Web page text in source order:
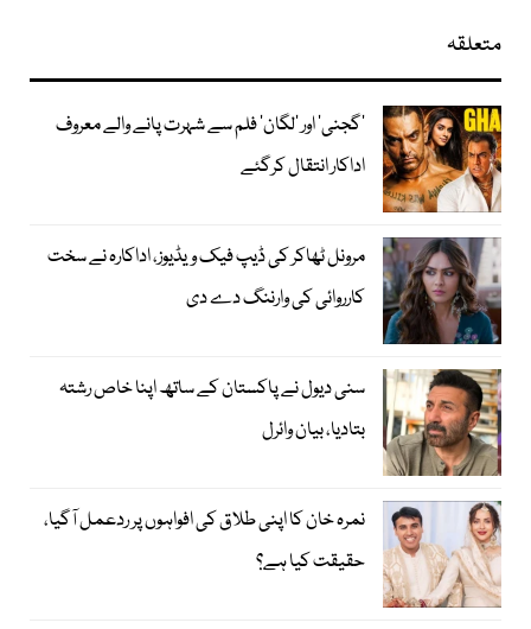
متعلقہ
’گجنی‘ اور ’لگان‘ فلم سے شہرت پانے والے معروف
اداکار انتقال کرگئے
مرونل ٹھاکر کی ڈیپ فیک ویڈیوز، اداکارہ نے سخت
کارروائی کی وارننگ دے دی
سنی دیول نے پاکستان کے ساتھ اپنا خاص رشتہ
بتادیا، بیان وائرل
نمرہ خان کا اپنی طلاق کی افواہوں پر ردعمل آگیا،
حقیقت کیا ہے؟